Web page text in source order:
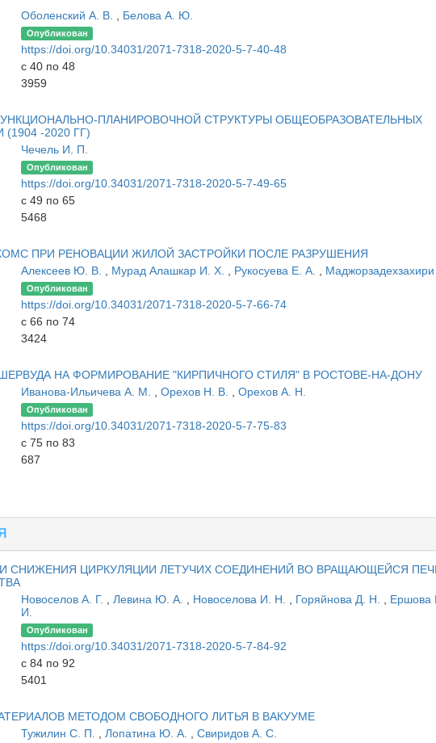
Оболенский А. В.
Белова А. Ю.
Опубликован
https://doi.org/10.34031/2071-7318-2020-5-7-40-48
с 40 по 48
3959
ПЛАНИРОВОЧНОЙ СТРУКТУРЫ ОБЩЕОБРАЗОВАТЕЛЬНЫХ
-2020 ГГ)
Чечель И. П.
Опубликован
https://doi.org/10.34031/2071-7318-2020-5-7-49-65
с 49 по 65
5468
ПРИ РЕНОВАЦИИ ЖИЛОЙ ЗАСТРОЙКИ ПОСЛЕ РАЗРУШЕНИЯ
Алексеев Ю. В. Мурад Алашкар И. Х. Рукосуева Е. А.
Опубликован
https://doi.org/10.34031/2071-7318-2020-5-7-66-74
с 66 по 74
3424
НА ФОРМИРОВАНИЕ "КИРПИЧНОГО СТИЛЯ" В РОСТОВЕ-НА-ДОНУ
Иванова-Ильичева А. М. Орехов Н. В.
Орехов А. Н.
Опубликован
https://doi.org/10.34031/2071-7318-2020-5-7-75-83
с 75 по 83
687
СНИЖЕНИЯ ЦИРКУЛЯЦИИ ЛЕТУЧИХ СОЕДИНЕНИЙ ВО ВРАЩАЮЩЕЙСЯ
Новоселов А. Г. Левина Ю. А. Новоселова И. Н. Горяйнова Д. Н.
И.
Опубликован
https://doi.org/10.34031/2071-7318-2020-5-7-84-92
с 84 по 92
5401
МЕТОДОМ СВОБОДНОГО ЛИТЬЯ В ВАКУУМЕ
Тужилин С. П. Лопатина Ю. А.
Свиридов А. С.